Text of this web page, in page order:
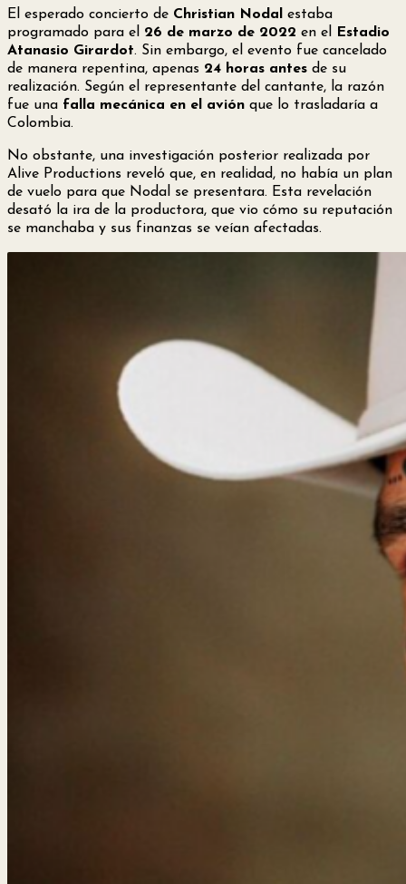
El esperado concierto de Christian Nodal
estaba
programado para el 26 de marzo de 2022 en el
Estadio
Atanasio Girardot. Sin embargo, el evento fue cancelado
de manera repentina, apenas 24 horas antes de su
realización. Según el representante del cantante, la razón
fue una falla mecánica en el avión que lo trasladaría a
Colombia.
No obstante, una investigación posterior realizada por
Alive Productions reveló que, en realidad, no había un plan
de vuelo para que Nodal se presentara. Esta revelación
desató la ira de la productora, que vio cómo su reputación
se manchaba y sus finanzas se veían afectadas.